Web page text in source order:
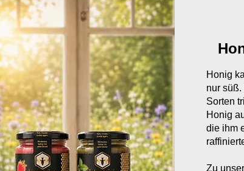
Honig
nur süß.
Sorten
Honig
die ihm
Zu